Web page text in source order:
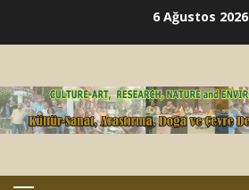
6 Ağustos 2026